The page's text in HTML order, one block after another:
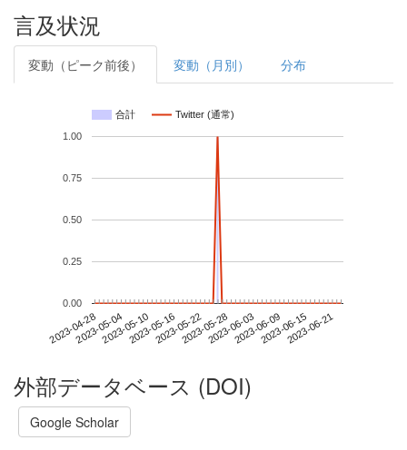
言及状況
変動（ピーク前後） 変動（月別） 分布
合計 Twitter (通常)
2023-04-282023-05-042023-05-102023-05-162023-05-222023-05-282023-06-032023-06-092023-06-152023-06-21
0.00
0.25
0.50
0.75
1.00
外部データベース (DOI)
Google Scholar